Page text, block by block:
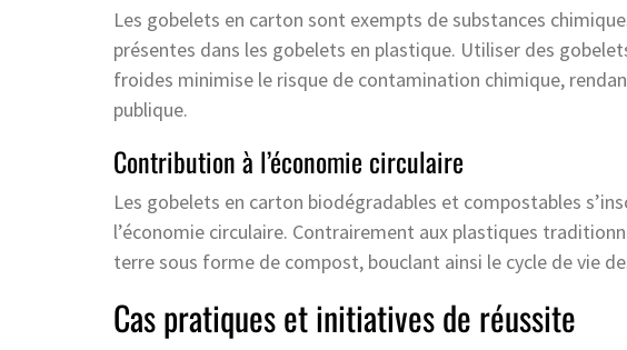
Les gobelets en carton sont exempts de substances
présentes dans les gobelets en plastique. Utiliser des
froides minimise le risque de contamination chimique,
publique.
Contribution à l’économie circulaire
Les gobelets en carton biodégradables et compostables
l’économie circulaire. Contrairement aux plastiques
terre sous forme de compost, bouclant ainsi le cycle de vie
Cas pratiques et initiatives de réussite